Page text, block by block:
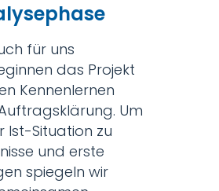
für uns
das Projekt
Kennenlernen
Um
Ist-Situation zu
und erste
spiegeln wir